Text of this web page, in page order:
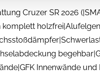
Cruzer SR 2026
komplett
Innenwände und